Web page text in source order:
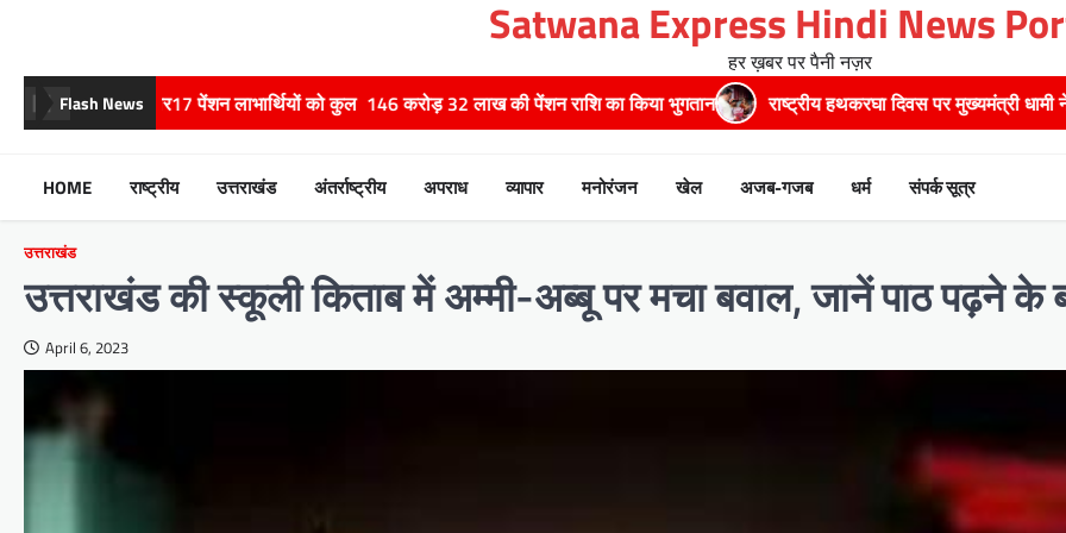
content
Satwana Express Hindi News
हर ख़बर पर पैनी नज़र
Flash News
को कुल 146 करोड़ 32 लाख की पेंशन राशि का किया भुगतान राष्ट्रीय हथकरघा दिवस पर मुख्यमंत्री धामी ने उत्कृष्ट बुनकरों और हस्तशिल्प
HOME राष्ट्रीय उत्तराखंड अंतर्राष्ट्रीय अपराध व्यापार मनोरंजन खेल अजब-गजब धर्म संपर्क सूत्र
उत्तराखंड
उत्तराखंड की स्कूली किताब में अम्मी-अब्बू पर मचा बवाल, जानें पाठ पढ़ने के
April 6, 2023